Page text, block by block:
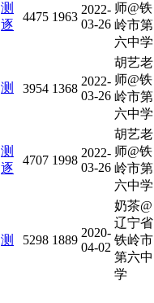
测
逐
4475 1963
2022-
03-26
师@铁
岭市第
六中学
测
3954 1368
2022-
03-26
胡艺老
师@铁
岭市第
六中学
测
逐
4707 1998
2022-
03-26
胡艺老
师@铁
岭市第
六中学
测
5298 1889
2020-
04-02
奶茶@
辽宁省
铁岭市
第六中
学